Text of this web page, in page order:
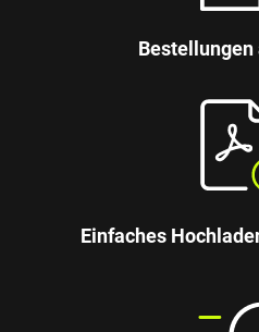
Bestellungen
Einfaches